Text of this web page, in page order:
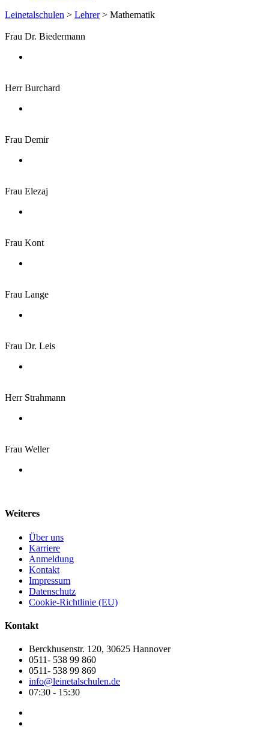
Leinetalschulen > Lehrer> Mathematik
Frau Dr. Biedermann
Herr Burchard
Frau Demir
Frau Elezaj
Frau Kont
Frau Lange
Frau Dr. Leis
Herr Strahmann
Frau Weller
Weiteres
Über uns
Karriere
Anmeldung
Kontakt
Impressum
Datenschutz
Cookie-Richtlinie (EU)
Kontakt
Berckhusenstr. 120, 30625 Hannover
0511- 538 99 860
0511- 538 99 869
info@leinetalschulen.de
07:30 - 15:30